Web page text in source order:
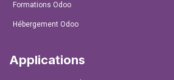
Formations Odoo
Hébergement Odoo
Applications